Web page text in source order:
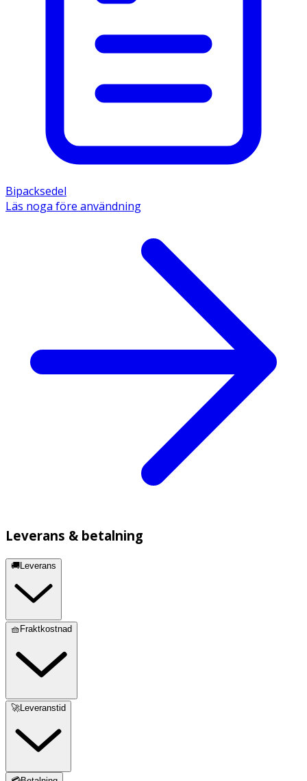
Bipacksedel
Läs noga före användning
Leverans & betalning
🚚Leverans
🧺Fraktkostnad
🚀Leveranstid